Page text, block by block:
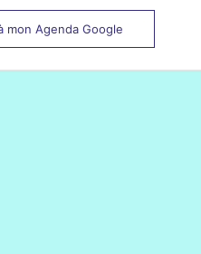
mon Agenda Google